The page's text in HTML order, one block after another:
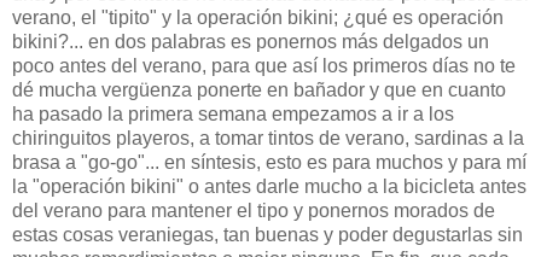
verano, el "tipito" y la operación bikini; ¿qué es operación
bikini?... en dos palabras es ponernos más delgados un
poco antes del verano, para que así los primeros días no te
dé mucha vergüenza ponerte en bañador y que en cuanto
ha pasado la primera semana empezamos a ir a los
chiringuitos playeros, a tomar tintos de verano, sardinas a la
brasa a "go-go"... en síntesis, esto es para muchos y para mí
la "operación bikini" o antes darle mucho a la bicicleta antes
del verano para mantener el tipo y ponernos morados de
estas cosas veraniegas, tan buenas y poder degustarlas sin